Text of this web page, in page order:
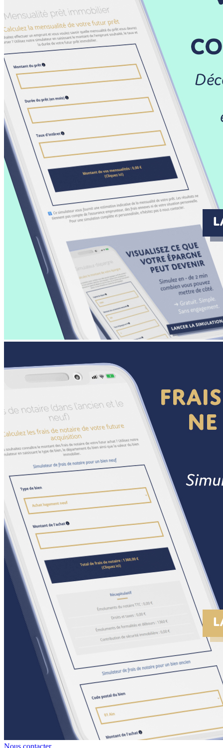
Nous contacter